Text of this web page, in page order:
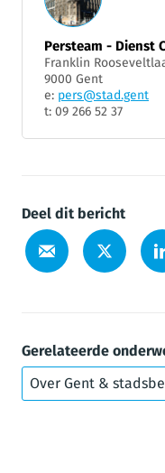
Persteam - Dienst
Franklin
9000 Gent
e: pers@stad.gent
t: 09 266 52 37
Deel dit bericht
Gerelateerde
Over Gent &